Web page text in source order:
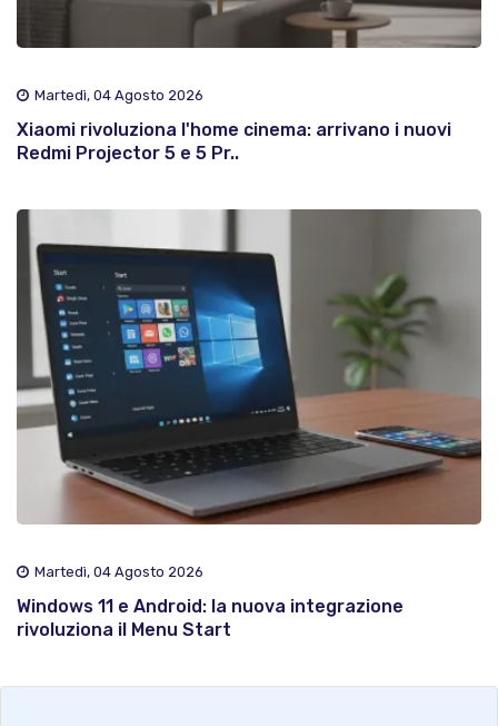
Martedì, 04 Agosto 2026
Xiaomi rivoluziona l'home cinema: arrivano i nuovi
Redmi Projector 5 e 5 Pr..
Martedì, 04 Agosto 2026
Windows 11 e Android: la nuova integrazione
rivoluziona il Menu Start